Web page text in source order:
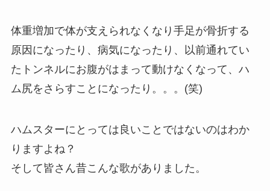
体重増加で体が支えられなくなり手足が骨折する
原因になったり、病気になったり、以前通れてい
たトンネルにお腹がはまって動けなくなって、ハ
ム尻をさらすことになったり。。。(笑)
ハムスターにとっては良いことではないのはわか
りますよね？
そして皆さん昔こんな歌がありました。